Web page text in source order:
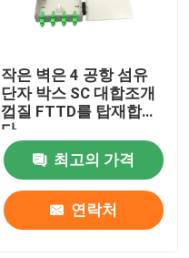
작은 벽은 4 공항 섬유
단자 박스 SC 대합조개
껍질 FTTD를 탑재합니
다
최고의 가격
연락처